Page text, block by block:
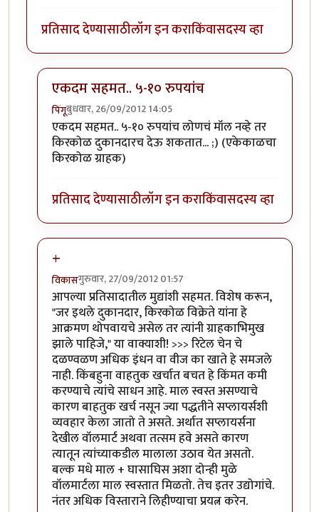
प्रतिसाद देण्यासाठीलॉग इन कराकिंवासदस्य व्हा
एकदम सहमत.. ५-१० रुपयांच
पिंगूबुधवार, 26/09/2012 14:05
In reply toजनजागृतीbyसर्वसाक्षी
एकदम सहमत.. ५-१० रुपयांच लोणचं मॉल नव्हे तर
किरकोळ दुकानदारच देऊ शकतात... ;) (एकेकाळचा
किरकोळ ग्राहक)
प्रतिसाद देण्यासाठीलॉग इन कराकिंवासदस्य व्हा
+
विकासगुरुवार, 27/09/2012 01:57
In reply toजनजागृतीbyसर्वसाक्षी
आपल्या प्रतिसादातील मुद्यांशी सहमत. विशेष करून,
"जर इथले दुकानदार, किरकोळ विक्रेते यांना हे
आक्रमण थोपवायचे असेल तर त्यांनी ग्राहकाभिमुख
झाले पाहिजे," या वाक्याशी! >>> रिटेल चेन चे
दळण्वळण अधिक इंधन वा वीज का खाते हे समजले
नाही. किंबहुना वाहतुक खर्चात बचत हे किंमत कमी
करण्याचे त्यांचे साधन आहे. माल स्वस्त असण्याचे
कारण बाहतुक खर्च नसून ज्या पद्धतीने सप्लायर्सशी
व्यवहार केला जातो ते असते. अर्थात सप्लायर्सना
देखील वॉलमार्ट अथवा तत्सम हवे असते कारण
त्यातून त्यांच्याकडील मालाला उठाव येत असतो.
बल्क मधे माल + घासाघिस अशा दोन्ही मुळे
वॉलमार्टला माल स्वस्तात मिळतो. तेच इतर उद्योगांचे.
नंतर अधिक विस्ताराने लिहीण्याचा प्रयत्न करेन.